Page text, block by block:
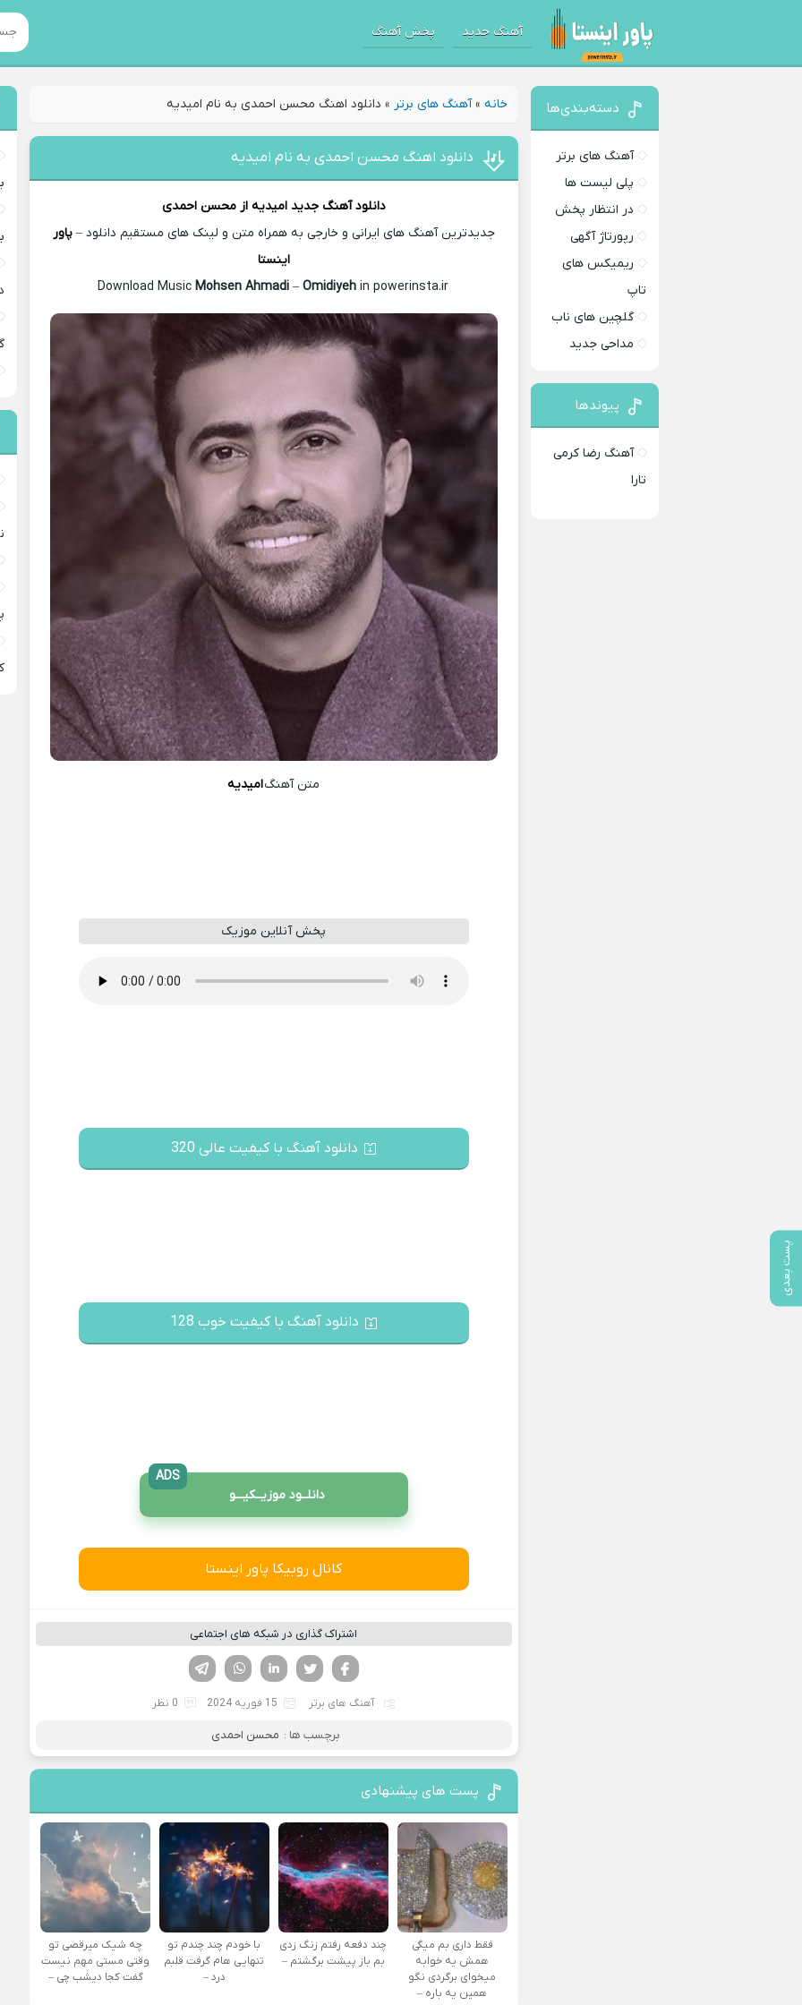
آهنگ جدید پخش آهنگ
خانه »آهنگ های برتر » دانلود اهنگ محسن احمدی به نام امیدیه
پست بعدی
دانلود اهنگ محسن احمدی به نام امیدیه
دانلود آهنگ جدید امیدیه ازمحسن احمدی
جدیدترین آهنگ های ایرانی و خارجی به همراه متن و لینک های مستقیم دانلود –پاور
اینستا
Mohsen Ahmadi –Omidiyehin powerinsta.ir
متن آهنگامیدیه
پخش آنلاین موزیک
دانلود آهنگ با کیفیت عالی 320
دانلود آهنگ با کیفیت خوب 128
دانلــود موزیــکیـــو
ADS
کانال روبیکا پاور اینستا
اشتراک گذاری در شبکه های اجتماعی
لینکدین تویتر
فیسوک
آهنگ های برتر 15 فوریه 2024 0 نظر
برچسب ها : محسن احمدی
پست های پیشنهادی
فقط داری بم میگی
همش یه خوابه
میخوای برگردی نگو
همین یه باره –
چند دفعه رفتم زنگ زدی
بم باز پیشت برگشتم –
با خودم چند چندم تو
تنهایی هام گرفت قلبم
درد –
چه شیک میرقصی تو
وقتی مستی مهم نیست
گفت کجا دیشب چی –
دسته‌بندی‌ها
آهنگ های برتر
پلی لیست ها
در انتظار پخش
رپورتاژ آگهی
ریمیکس های
تاپ
گلچین های ناب
مداحی جدید
پیوندها
آهنگ رضا کرمی
تارا